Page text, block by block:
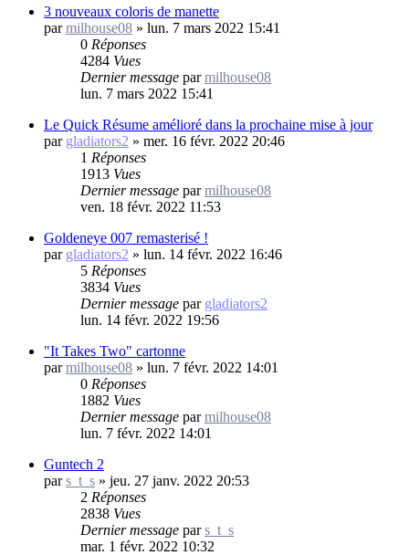
3 nouveaux coloris de manette
parmilhouse08 » lun. 7 mars 2022 15:41
0 Réponses
4284 Vues
Dernier message parmilhouse08
lun. 7 mars 2022 15:41
Le Quick Résume amélioré dans la prochaine mise à jour
par gladiators2 » mer. 16 févr. 2022 20:46
1 Réponses
1913 Vues
Dernier message parmilhouse08
ven. 18 févr. 2022 11:53
Goldeneye 007 remasterisé !
par gladiators2 » lun. 14 févr. 2022 16:46
5 Réponses
3834 Vues
Dernier message par gladiators2
lun. 14 févr. 2022 19:56
"It Takes Two" cartonne
parmilhouse08 » lun. 7 févr. 2022 14:01
0 Réponses
1882 Vues
Dernier message parmilhouse08
lun. 7 févr. 2022 14:01
Guntech 2
pars_t_s » jeu. 27 janv. 2022 20:53
2 Réponses
2838 Vues
Dernier message pars_t_s
mar. 1 févr. 2022 10:32